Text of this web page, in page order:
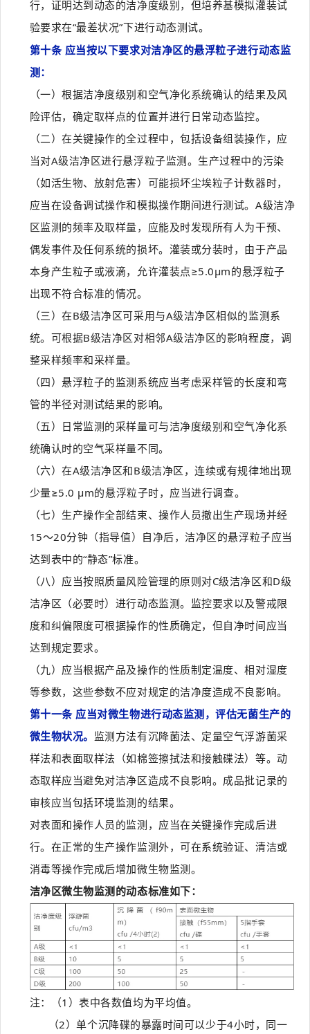
行，证明达到动态的洁净度级别，但培养基模拟灌装试
验要求在“最差状况”下进行动态测试。
第十条 应当按以下要求对洁净区的悬浮粒子进行动态监
测：
（一）根据洁净度级别和空气净化系统确认的结果及风
险评估，确定取样点的位置并进行日常动态监控。
（二）在关键操作的全过程中，包括设备组装操作，应
当对A级洁净区进行悬浮粒子监测。生产过程中的污染
（如活生物、放射危害）可能损坏尘埃粒子计数器时，
应当在设备调试操作和模拟操作期间进行测试。A级洁净
区监测的频率及取样量，应能及时发现所有人为干预、
偶发事件及任何系统的损坏。灌装或分装时，由于产品
本身产生粒子或液滴，允许灌装点≥5.0μm的悬浮粒子
出现不符合标准的情况。
（三）在B级洁净区可采用与A级洁净区相似的监测系
统。可根据B级洁净区对相邻A级洁净区的影响程度，调
整采样频率和采样量。
（四）悬浮粒子的监测系统应当考虑采样管的长度和弯
管的半径对测试结果的影响。
（五）日常监测的采样量可与洁净度级别和空气净化系
统确认时的空气采样量不同。
（六）在A级洁净区和B级洁净区，连续或有规律地出现
少量≥5.0 µm的悬浮粒子时，应当进行调查。
（七）生产操作全部结束、操作人员撤出生产现场并经
15～20分钟（指导值）自净后，洁净区的悬浮粒子应当
达到表中的“静态”标准。
（八）应当按照质量风险管理的原则对C级洁净区和D级
洁净区（必要时）进行动态监测。监控要求以及警戒限
度和纠偏限度可根据操作的性质确定，但自净时间应当
达到规定要求。
（九）应当根据产品及操作的性质制定温度、相对湿度
等参数，这些参数不应对规定的洁净度造成不良影响。
第十一条 应当对微生物进行动态监测，评估无菌生产的
微生物状况。 监测方法有沉降菌法、定量空气浮游菌采
样法和表面取样法（如棉签擦拭法和接触碟法）等。动
态取样应当避免对洁净区造成不良影响。成品批记录的
审核应当包括环境监测的结果。
对表面和操作人员的监测，应当在关键操作完成后进
行。在正常的生产操作监测外，可在系统验证、清洁或
消毒等操作完成后增加微生物监测。
洁净区微生物监测的动态标准如下：
注：（1）表中各数值均为平均值。
（2）单个沉降碟的暴露时间可以少于4小时，同一